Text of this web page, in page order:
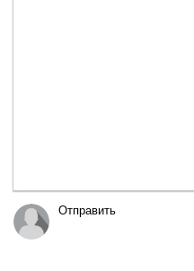
Отправить